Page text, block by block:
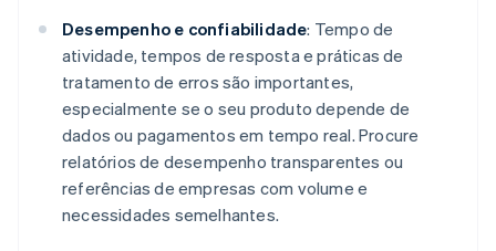
Desempenho e confiabilidade: Tempo de
atividade, tempos de resposta e práticas de
tratamento de erros são importantes,
especialmente se o seu produto depende de
dados ou pagamentos em tempo real. Procure
relatórios de desempenho transparentes ou
referências de empresas com volume e
necessidades semelhantes.